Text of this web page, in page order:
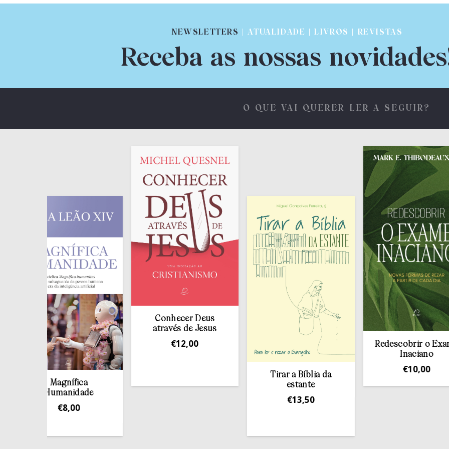
NEWSLETTERS | ATUALIDADE | LIVROS | REVISTAS
Receba as nossas
O QUE VAI QUERER LER A SEGUIR?
Magnífica
Humanidade
8,00
Conhecer Deus
através de Jesus
12,00
Tirar a Bíblia da
estante
13,50
Redescobrir o Exame
Inaciano
10,00